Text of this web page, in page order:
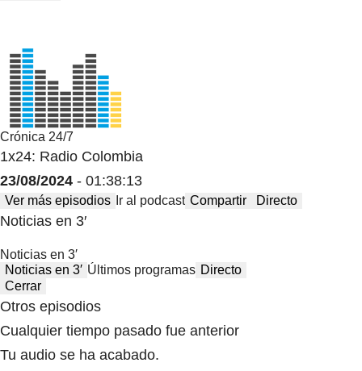
Crónica 24/7
1x24: Radio Colombia
23/08/2024 - 01:38:13
Ver más episodios Ir al podcast Compartir Directo
Noticias en 3′
Noticias en 3′
Noticias en 3′ Últimos programas Directo
Cerrar
Otros episodios
Cualquier tiempo pasado fue anterior
Tu audio se ha acabado.